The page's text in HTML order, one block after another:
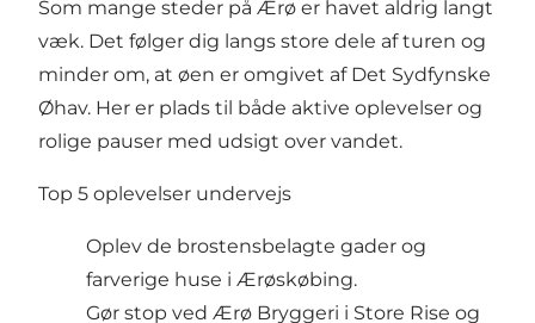
Som mange steder på Ærø er havet aldrig langt
væk. Det følger dig langs store dele af turen og
minder om, at øen er omgivet af Det Sydfynske
Øhav. Her er plads til både aktive oplevelser og
rolige pauser med udsigt over vandet.
Top 5 oplevelser undervejs
Oplev de brostensbelagte gader og
farverige huse i Ærøskøbing.
Gør stop ved Ærø Bryggeri i Store Rise og